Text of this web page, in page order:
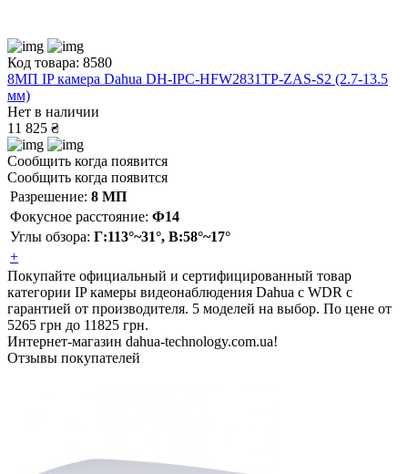
Код товара: 8580
8МП IP камера Dahua DH-IPC-HFW2831TP-ZAS-S2 (2.7-13.5
мм)
Нет в наличии
11 825 ₴
Сообщить когда появится
Сообщить когда появится
Разрешение: 8 МП
Фокусное расстояние: Ф14
Углы обзора: Г:113°~31°, В:58°~17°
+
Покупайте официальный и сертифицированный товар
категории IP камеры видеонаблюдения Dahua с WDR с
гарантией от производителя. 5 моделей на выбор. По цене от
5265 грн до 11825 грн.
Интернет-магазин dahua-technology.com.ua!
Отзывы покупателей